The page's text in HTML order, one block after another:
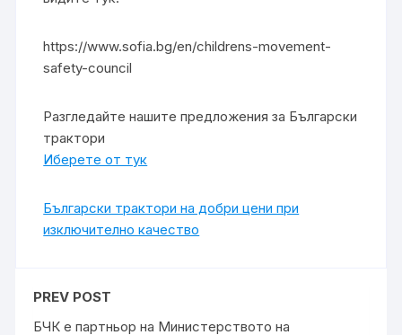
https://www.sofia.bg/en/childrens-movement-
safety-council
Разгледайте нашите предложения за Български
трактори
Иберете от тук
Български трактори на добри цени при
изключително качество
PREV POST
БЧК е партньор на Министерството на